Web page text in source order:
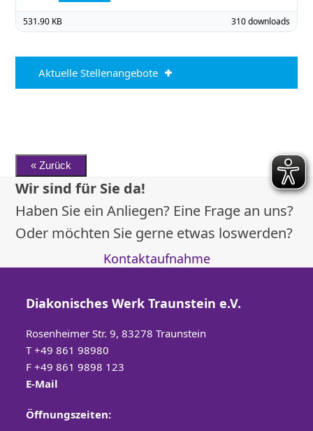
310 downloads
531.90 KB
Aktuelle Stellenangebote
Wir sind für Sie da!
Haben Sie ein Anliegen? Eine Frage an uns?
Oder möchten Sie gerne etwas loswerden?
Kontaktaufnahme
Diakonisches Werk Traunstein e.V.
Rosenheimer Str. 9, 83278 Traunstein
T+49 861 98980
F +49 861 9898 123
E-Mail
Öffnungszeiten: